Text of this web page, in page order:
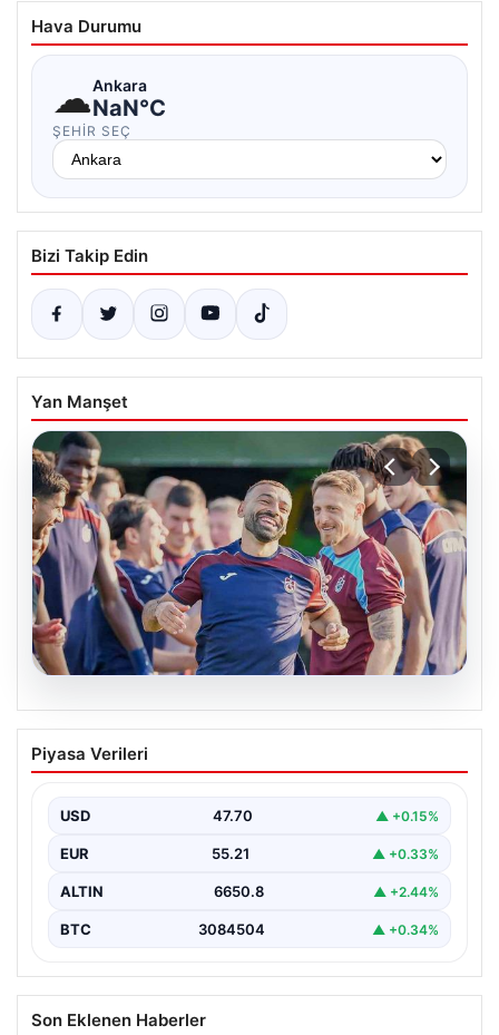
Hava Durumu
☁Ankara
NaN°C
ŞEHIR SEÇ
Bizi Takip Edin
Yan Manşet
06.08.2026
Salah, Trabzonspor’da İlk Antrenmanına
Çıkarak Takımına Entegre Oldu
bordo-mavili forma ile ilk resmi antrenmanına katılarak
taraftarların…
Piyasa Verileri
USD 47.70 ▲ +0.15%
EUR 55.21 ▲ +0.33%
ALTIN 6650.8 ▲ +2.44%
BTC 3084504 ▲ +0.34%
Son Eklenen Haberler